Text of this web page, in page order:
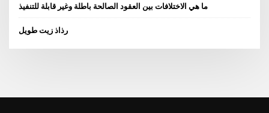
ما هي الاختلافات بين العقود الصالحة باطلة وغير قابلة للتنفيذ
رذاذ زيت طويل